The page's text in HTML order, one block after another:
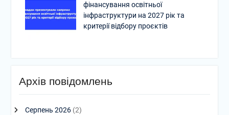
фінансування освітньої
інфраструктури на 2027 рік та
критерії відбору проєктів
Архів повідомлень
Серпень 2026(2)